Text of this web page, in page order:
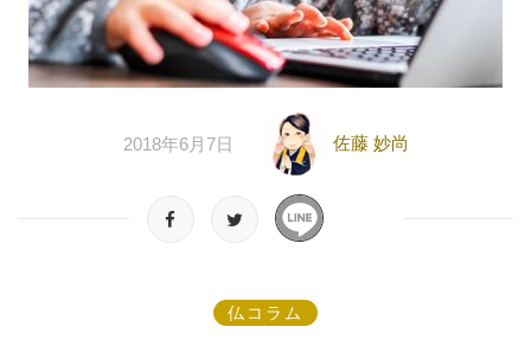
2018年6月7日 佐藤 妙尚
仏コラム